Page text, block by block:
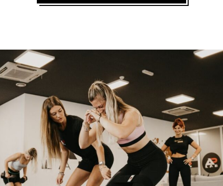
AP LAB TERETANA
ZAJEDNICA